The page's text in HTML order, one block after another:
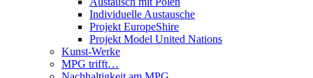
Individuelle Austausche
Projekt EuropeShire
Projekt Model United Nations
Kunst-Werke
MPG trifft…